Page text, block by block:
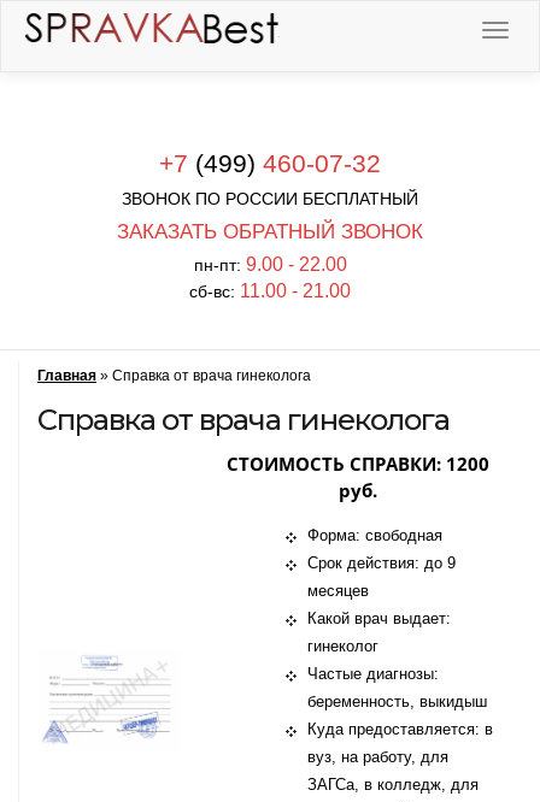
+7 (499) 460-07-32
ЗВОНОК ПО РОССИИ БЕСПЛАТНЫЙ
ЗАКАЗАТЬ ОБРАТНЫЙ ЗВОНОК
пн-пт: 9.00 - 22.00
сб-вс: 11.00 - 21.00
Главная » Справка от врача гинеколога
Справка от врача гинеколога
СТОИМОСТЬ СПРАВКИ: 1200
руб.
Форма: свободная
Срок действия: до 9
месяцев
Какой врач выдает:
гинеколог
Частые диагнозы:
беременность, выкидыш
Куда предоставляется: в
вуз, на работу, для
ЗАГСа, в колледж, для